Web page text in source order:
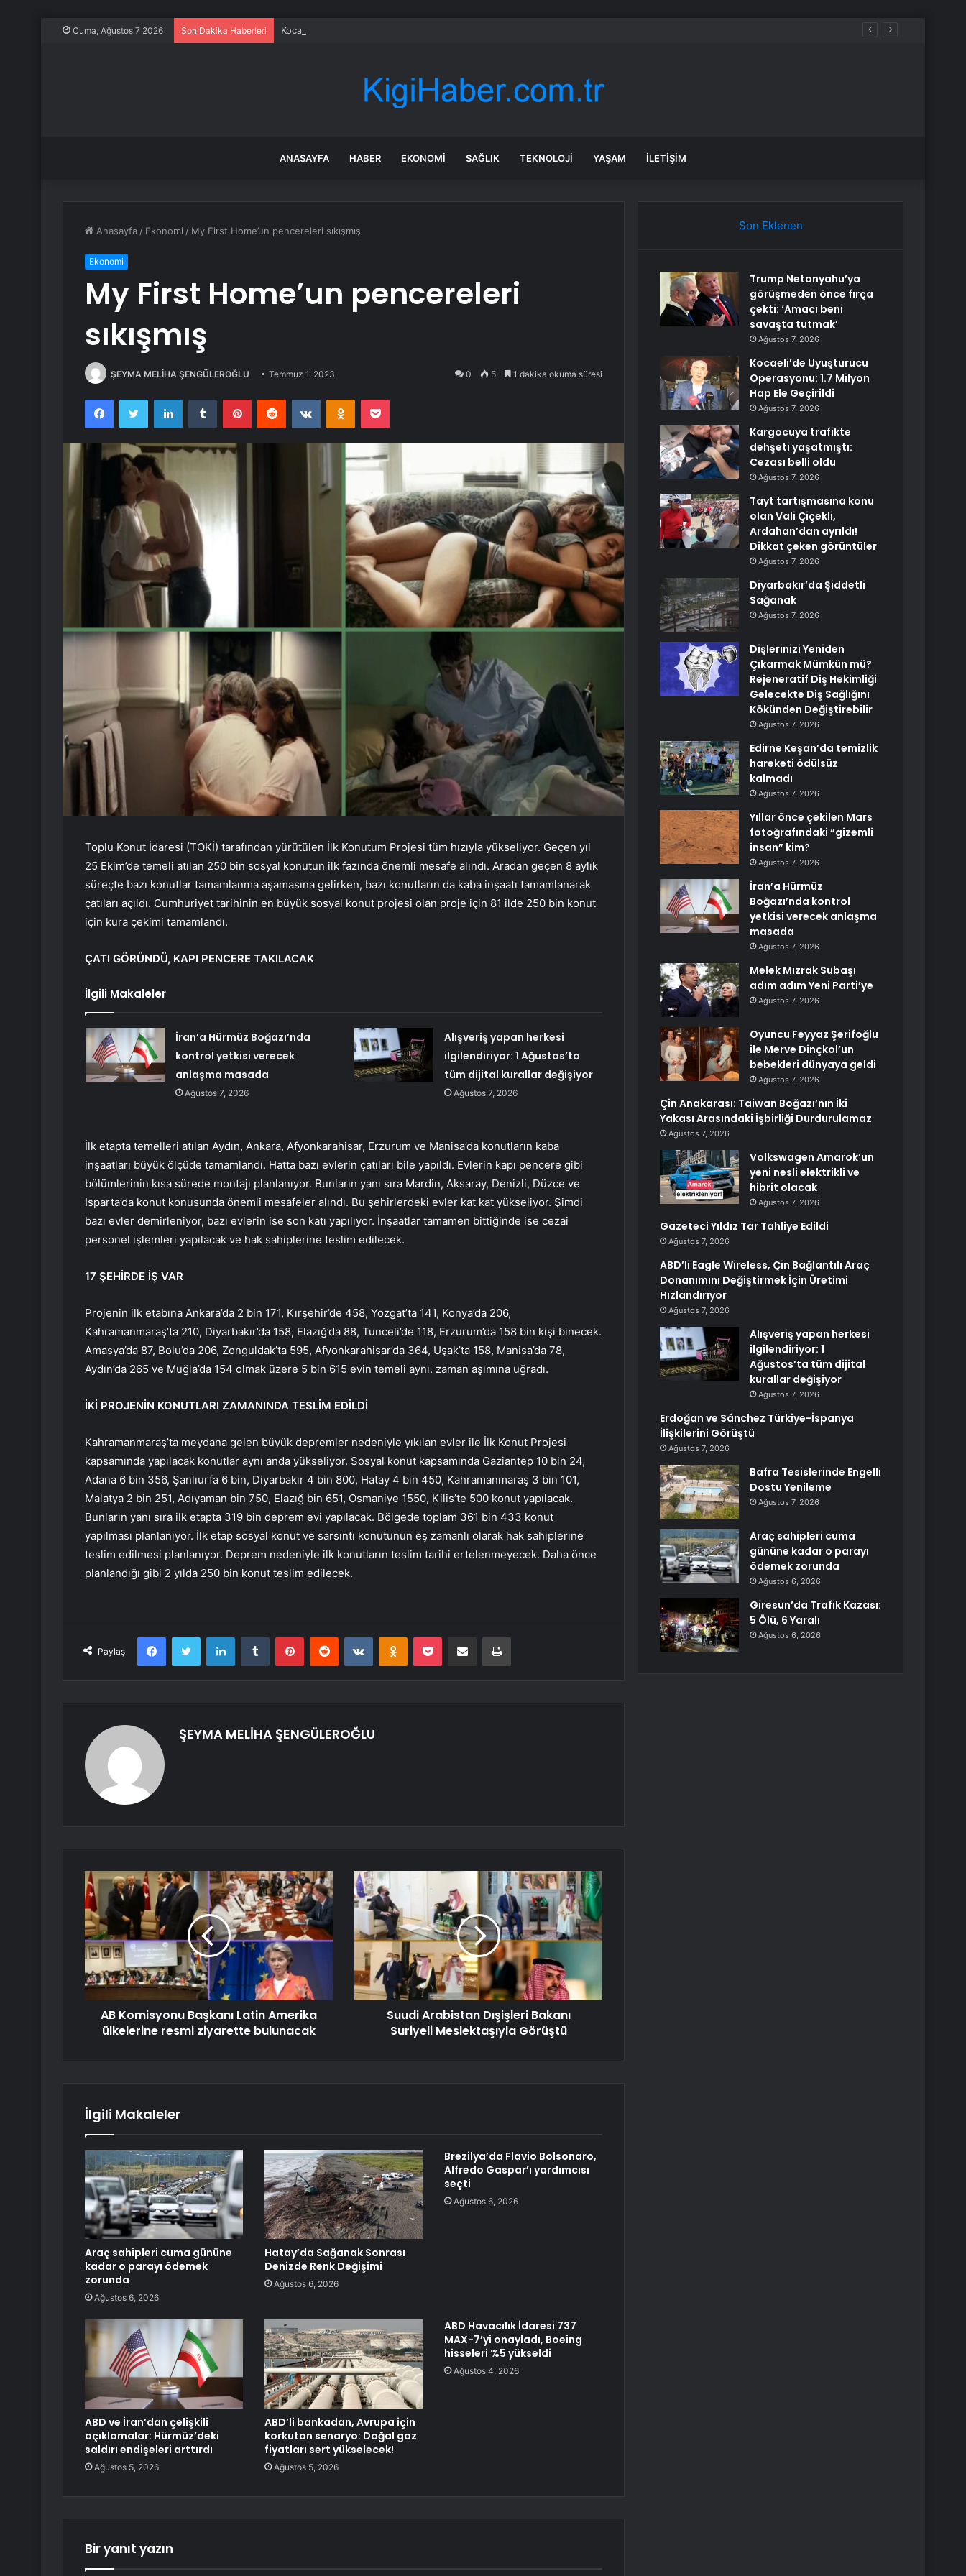
Cuma, Ağustos 7 2026 Son Dakika Haberleri Kocaeli’de Uyuşturucu Operasyonu: 1.7 Milyon Hap Ele Geçirildi
ANASAYFA HABER EKONOMI SAĞLIK TEKNOLOJI YAŞAM İLETIŞIM
Anasayfa / Ekonomi / My First Home’un pencereleri sıkışmış
Ekonomi
My First Home’un pencereleri
sıkışmış
ŞEYMA MELİHA ŞENGÜLEROĞLU Temmuz 1, 2023 0 5 1 dakika okuma süresi
FacebookTwitter LinkedInTumblr PinterestReddit VKontakteOdnoklassniki
Pocket
Toplu Konut İdaresi (TOKİ) tarafından yürütülen İlk Konutum Projesi tüm hızıyla yükseliyor. Geçen yıl
25 Ekim’de temeli atılan 250 bin sosyal konutun ilk fazında önemli mesafe alındı. Aradan geçen 8 aylık
süreçte bazı konutlar tamamlanma aşamasına gelirken, bazı konutların da kaba inşaatı tamamlanarak
çatıları açıldı. Cumhuriyet tarihinin en büyük sosyal konut projesi olan proje için 81 ilde 250 bin konut
için kura çekimi tamamlandı.
ÇATI GÖRÜNDÜ, KAPI PENCERE TAKILACAK
İlgili Makaleler
İran’a Hürmüz Boğazı’nda
kontrol yetkisi verecek
anlaşma masada
Ağustos 7, 2026
Alışveriş yapan herkesi
ilgilendiriyor: 1 Ağustos’ta
tüm dijital kurallar değişiyor
Ağustos 7, 2026
İlk etapta temelleri atılan Aydın, Ankara, Afyonkarahisar, Erzurum ve Manisa’da konutların kaba
inşaatları büyük ölçüde tamamlandı. Hatta bazı evlerin çatıları bile yapıldı. Evlerin kapı pencere gibi
bölümlerinin kısa sürede montajı planlanıyor. Bunların yanı sıra Mardin, Aksaray, Denizli, Düzce ve
Isparta’da konut konusunda önemli mesafeler alındı. Bu şehirlerdeki evler kat kat yükseliyor. Şimdi
bazı evler demirleniyor, bazı evlerin ise son katı yapılıyor. İnşaatlar tamamen bittiğinde ise cezai
personel işlemleri yapılacak ve hak sahiplerine teslim edilecek.
17 ŞEHİRDE İŞ VAR
Projenin ilk etabına Ankara’da 2 bin 171, Kırşehir’de 458, Yozgat’ta 141, Konya’da 206,
Kahramanmaraş’ta 210, Diyarbakır’da 158, Elazığ’da 88, Tunceli’de 118, Erzurum’da 158 bin kişi binecek.
Amasya’da 87, Bolu’da 206, Zonguldak’ta 595, Afyonkarahisar’da 364, Uşak’ta 158, Manisa’da 78,
Aydın’da 265 ve Muğla’da 154 olmak üzere 5 bin 615 evin temeli aynı. zaman aşımına uğradı.
İKİ PROJENİN KONUTLARI ZAMANINDA TESLİM EDİLDİ
Kahramanmaraş’ta meydana gelen büyük depremler nedeniyle yıkılan evler ile İlk Konut Projesi
kapsamında yapılacak konutlar aynı anda yükseliyor. Sosyal konut kapsamında Gaziantep 10 bin 24,
Adana 6 bin 356, Şanlıurfa 6 bin, Diyarbakır 4 bin 800, Hatay 4 bin 450, Kahramanmaraş 3 bin 101,
Malatya 2 bin 251, Adıyaman bin 750, Elazığ bin 651, Osmaniye 1550, Kilis’te 500 konut yapılacak.
Bunların yanı sıra ilk etapta 319 bin deprem evi yapılacak. Bölgede toplam 361 bin 433 konut
yapılması planlanıyor. İlk etap sosyal konut ve sarsıntı konutunun eş zamanlı olarak hak sahiplerine
teslim edilmesi planlanıyor. Deprem nedeniyle ilk konutların teslim tarihi ertelenmeyecek. Daha önce
planlandığı gibi 2 yılda 250 bin konut teslim edilecek.
Paylaş
FacebookTwitter LinkedInTumblr PinterestReddit VKontakteOdnoklassniki
Pocket E-Posta ile paylaş Yazdır
ŞEYMA MELİHA ŞENGÜLEROĞLU
AB Komisyonu Başkanı Latin Amerika
ülkelerine resmi ziyarette bulunacak
Suudi Arabistan Dışişleri Bakanı
Suriyeli Meslektaşıyla Görüştü
İlgili Makaleler
Araç sahipleri cuma gününe
kadar o parayı ödemek
zorunda
Ağustos 6, 2026
Hatay’da Sağanak Sonrası
Denizde Renk Değişimi
Ağustos 6, 2026
Brezilya’da Flavio Bolsonaro,
Alfredo Gaspar’ı yardımcısı
seçti
Ağustos 6, 2026
ABD ve İran’dan çelişkili
açıklamalar: Hürmüz’deki
saldırı endişeleri arttırdı
Ağustos 5, 2026
ABD’li bankadan, Avrupa için
korkutan senaryo: Doğal gaz
fiyatları sert yükselecek!
Ağustos 5, 2026
ABD Havacılık İdaresi 737
MAX-7’yi onayladı, Boeing
hisseleri %5 yükseldi
Ağustos 4, 2026
Bir yanıt yazın
Son Eklenen
Trump Netanyahu’ya
görüşmeden önce fırça
çekti: ‘Amacı beni
savaşta tutmak’
Ağustos 7, 2026
Kocaeli’de Uyuşturucu
Operasyonu: 1.7 Milyon
Hap Ele Geçirildi
Ağustos 7, 2026
Kargocuya trafikte
dehşeti yaşatmıştı:
Cezası belli oldu
Ağustos 7, 2026
Tayt tartışmasına konu
olan Vali Çiçekli,
Ardahan’dan ayrıldı!
Dikkat çeken görüntüler
Ağustos 7, 2026
Diyarbakır’da Şiddetli
Sağanak
Ağustos 7, 2026
Dişlerinizi Yeniden
Çıkarmak Mümkün mü?
Rejeneratif Diş Hekimliği
Gelecekte Diş Sağlığını
Kökünden Değiştirebilir
Ağustos 7, 2026
Edirne Keşan’da temizlik
hareketi ödülsüz
kalmadı
Ağustos 7, 2026
Yıllar önce çekilen Mars
fotoğrafındaki “gizemli
insan” kim?
Ağustos 7, 2026
İran’a Hürmüz
Boğazı’nda kontrol
yetkisi verecek anlaşma
masada
Ağustos 7, 2026
Melek Mızrak Subaşı
adım adım Yeni Parti’ye
Ağustos 7, 2026
Oyuncu Feyyaz Şerifoğlu
ile Merve Dinçkol’un
bebekleri dünyaya geldi
Ağustos 7, 2026
Çin Anakarası: Taiwan Boğazı’nın İki
Yakası Arasındaki İşbirliği Durdurulamaz
Ağustos 7, 2026
Volkswagen Amarok’un
yeni nesli elektrikli ve
hibrit olacak
Ağustos 7, 2026
Gazeteci Yıldız Tar Tahliye Edildi
Ağustos 7, 2026
ABD’li Eagle Wireless, Çin Bağlantılı Araç
Donanımını Değiştirmek İçin Üretimi
Hızlandırıyor
Ağustos 7, 2026
Alışveriş yapan herkesi
ilgilendiriyor: 1
Ağustos’ta tüm dijital
kurallar değişiyor
Ağustos 7, 2026
Erdoğan ve Sánchez Türkiye-İspanya
İlişkilerini Görüştü
Ağustos 7, 2026
Bafra Tesislerinde Engelli
Dostu Yenileme
Ağustos 7, 2026
Araç sahipleri cuma
gününe kadar o parayı
ödemek zorunda
Ağustos 6, 2026
Giresun’da Trafik Kazası:
5 Ölü, 6 Yaralı
Ağustos 6, 2026